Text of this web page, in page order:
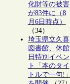
化財等の被害
が83件に（8
月6日時点）
（34）
埼玉県立久喜
図書館、休館
日特別イベン
ト「本のタイ
トルで一句!」